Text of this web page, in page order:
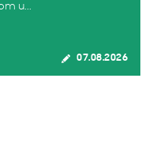
u...
07.08.2026